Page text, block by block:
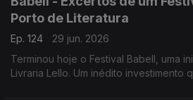
Porto de Literatura
Ep. 124
29 jun. 2026
Terminou hoje o Festival Babell, uma
Livraria Lello. Um inédito investimento